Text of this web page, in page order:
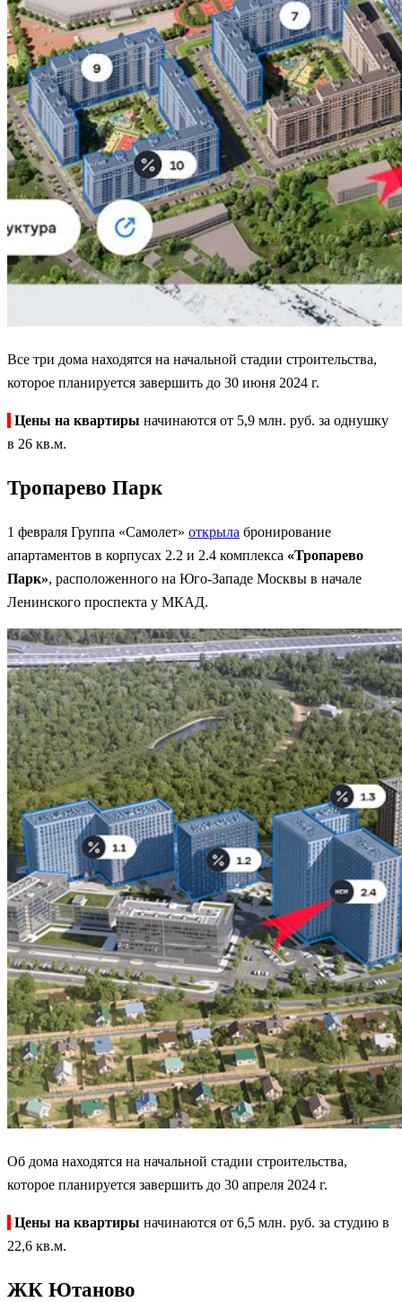
Все три дома находятся на начальной стадии строительства,
которое планируется завершить до 30 июня 2024 г.
Цены на квартиры начинаются от 5,9 млн. руб. за однушку
в 26 кв.м.
Тропарево Парк
1 февраля Группа «Самолет» открыла бронирование
апартаментов в корпусах 2.2 и 2.4 комплекса «Тропарево
Парк», расположенного на Юго-Западе Москвы в начале
Ленинского проспекта у МКАД.
Об дома находятся на начальной стадии строительства,
которое планируется завершить до 30 апреля 2024 г.
Цены на квартиры начинаются от 6,5 млн. руб. за студию в
22,6 кв.м.
ЖК Ютаново